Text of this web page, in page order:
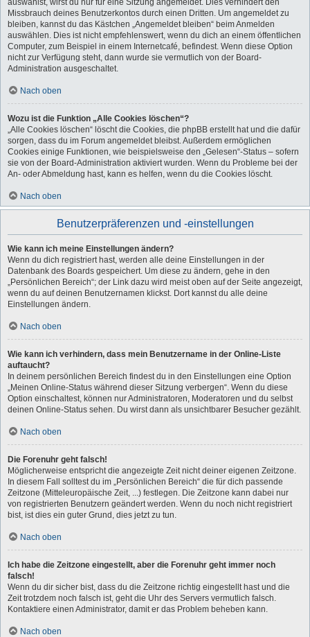
auswählst, wirst du nur für eine Sitzung angemeldet. Dies verhindert den
Missbrauch deines Benutzerkontos durch einen Dritten. Um angemeldet zu
bleiben, kannst du das Kästchen „Angemeldet bleiben“ beim Anmelden
auswählen. Dies ist nicht empfehlenswert, wenn du dich an einem öffentlichen
Computer, zum Beispiel in einem Internetcafé, befindest. Wenn diese Option
nicht zur Verfügung steht, dann wurde sie vermutlich von der Board-
Administration ausgeschaltet.
Nach oben
Wozu ist die Funktion „Alle Cookies löschen“?
„Alle Cookies löschen“ löscht die Cookies, die phpBB erstellt hat und die dafür
sorgen, dass du im Forum angemeldet bleibst. Außerdem ermöglichen
Cookies einige Funktionen, wie beispielsweise den „Gelesen“-Status – sofern
sie von der Board-Administration aktiviert wurden. Wenn du Probleme bei der
An- oder Abmeldung hast, kann es helfen, wenn du die Cookies löscht.
Nach oben
Benutzerpräferenzen und -einstellungen
Wie kann ich meine Einstellungen ändern?
Wenn du dich registriert hast, werden alle deine Einstellungen in der
Datenbank des Boards gespeichert. Um diese zu ändern, gehe in den
„Persönlichen Bereich“; der Link dazu wird meist oben auf der Seite angezeigt,
wenn du auf deinen Benutzernamen klickst. Dort kannst du alle deine
Einstellungen ändern.
Nach oben
Wie kann ich verhindern, dass mein Benutzername in der Online-Liste
auftaucht?
In deinem persönlichen Bereich findest du in den Einstellungen eine Option
„Meinen Online-Status während dieser Sitzung verbergen“. Wenn du diese
Option einschaltest, können nur Administratoren, Moderatoren und du selbst
deinen Online-Status sehen. Du wirst dann als unsichtbarer Besucher gezählt.
Nach oben
Die Forenuhr geht falsch!
Möglicherweise entspricht die angezeigte Zeit nicht deiner eigenen Zeitzone.
In diesem Fall solltest du im „Persönlichen Bereich“ die für dich passende
Zeitzone (Mitteleuropäische Zeit, ...) festlegen. Die Zeitzone kann dabei nur
von registrierten Benutzern geändert werden. Wenn du noch nicht registriert
bist, ist dies ein guter Grund, dies jetzt zu tun.
Nach oben
Ich habe die Zeitzone eingestellt, aber die Forenuhr geht immer noch
falsch!
Wenn du dir sicher bist, dass du die Zeitzone richtig eingestellt hast und die
Zeit trotzdem noch falsch ist, geht die Uhr des Servers vermutlich falsch.
Kontaktiere einen Administrator, damit er das Problem beheben kann.
Nach oben